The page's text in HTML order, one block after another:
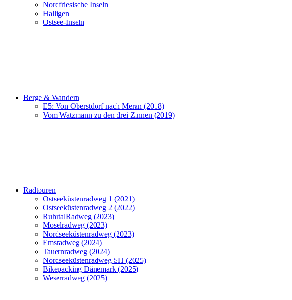
Nordfriesische Inseln
Halligen
Ostsee-Inseln
Berge & Wandern
E5: Von Oberstdorf nach Meran (2018)
Vom Watzmann zu den drei Zinnen (2019)
Radtouren
Ostseeküstenradweg 1 (2021)
Ostseeküstenradweg 2 (2022)
RuhrtalRadweg (2023)
Moselradweg (2023)
Nordseeküstenradweg (2023)
Emsradweg (2024)
Tauernradweg (2024)
Nordseeküstenradweg SH (2025)
Bikepacking Dänemark (2025)
Weserradweg (2025)